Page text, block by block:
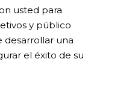
usted para
y público
desarrollar una
el éxito de su